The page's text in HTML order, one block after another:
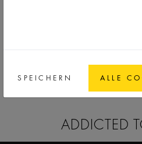
SKIN
ALLE
ADDICTED
SPEICHERN ALLE